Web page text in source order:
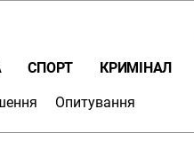
СПОРТ КРИМІНАЛ
Опитування